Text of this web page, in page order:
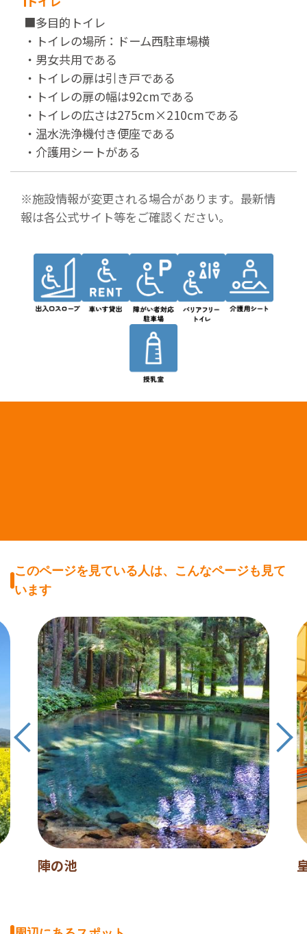
■多目的トイレ
・トイレの場所：ドーム西駐車場横
・男女共用である
・トイレの扉は引き戸である
・トイレの扉の幅は92cmである
・トイレの広さは275cm×210cmである
・温水洗浄機付き便座である
・介護用シートがある
※施設情報が変更される場合があります。最新情
報は各公式サイト等をご確認ください。
このページを見ている人は、こんなページも見て
います
陣の池